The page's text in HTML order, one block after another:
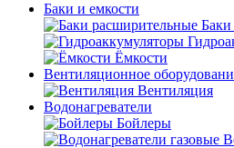
Баки и емкости
Ёмкости
Вентиляционное
Вентиляция
Водонагреватели
Бойлеры